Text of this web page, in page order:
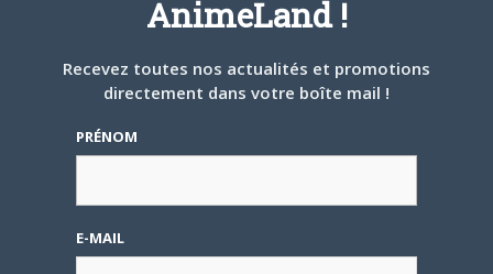
Share this:
sur
dans
une
nouvelle
sur
nouvelle
sur
une
AnimeLand !
Recevez toutes nos actualités et promotions
directement dans votre boîte mail !
PRÉNOM
E-MAIL